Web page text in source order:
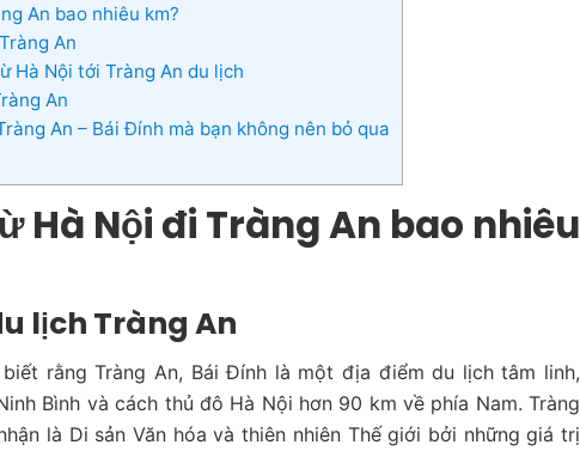
An bao nhiêu km?
An
Hà Nội tới Tràng An du lịch
An
An – Bái Đính mà bạn không nên bỏ qua
Hà Nội đi Tràng An bao nhiêu
lịch Tràng An
rằng Tràng An, Bái Đính là một địa điểm du lịch tâm linh,
Bình và cách thủ đô Hà Nội hơn 90 km về phía Nam. Tràng
là Di sản Văn hóa và thiên nhiên Thế giới bởi những giá trị